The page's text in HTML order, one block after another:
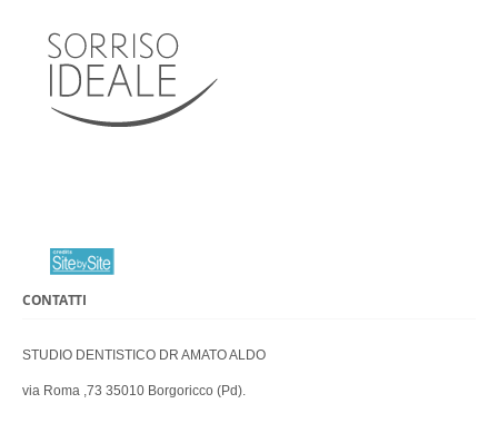
CONTATTI
STUDIO DENTISTICO DR AMATO ALDO
via Roma ,73 35010 Borgoricco (Pd).